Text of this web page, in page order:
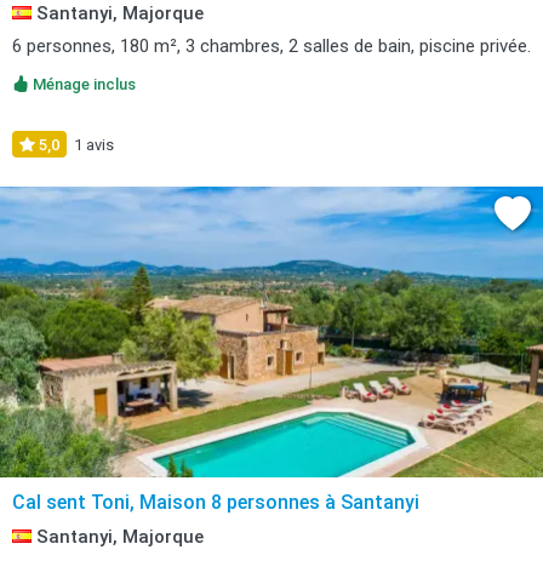
Santanyi, Majorque
6 personnes, 180 m², 3 chambres, 2 salles de bain, piscine privée.
Ménage inclus
5,0 1 avis
Cal sent Toni, Maison 8 personnes à Santanyi
Santanyi, Majorque